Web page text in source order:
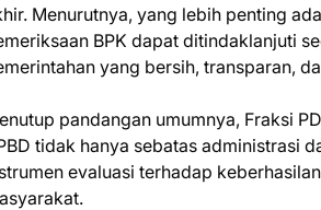
Menurutnya, yang lebih penting
BPK dapat ditindaklanjuti
yang bersih, transparan,
pandangan umumnya, Fraksi
tidak hanya sebatas administrasi
evaluasi terhadap